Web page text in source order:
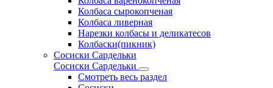
Колбаса сырокопченая
Колбаса ливерная
Нарезки колбасы и деликатесов
Колбаски(пикник)
Сосиски Сардельки
Сосиски Сардельки
Смотреть весь раздел